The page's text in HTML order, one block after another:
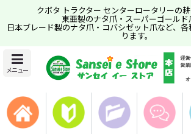
クボタ トラクター センターロータリーの耕
東亜製のナタ爪・スーパーゴールド
日本ブレード製のナタ爪・コバシゼット爪など、
ります。
メニュー